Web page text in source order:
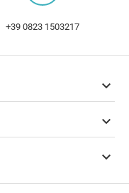
+39 0823 1503217


